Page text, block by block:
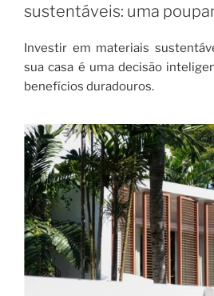
sustentáveis: uma
Investir em materiais
sua casa é uma decisão
benefícios duradouros.